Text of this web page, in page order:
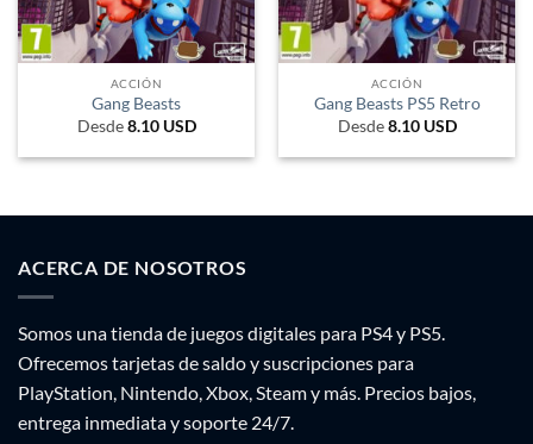
ACCIÓN
Gang Beasts
Desde8.10 USD
ACCIÓN
Gang Beasts PS5 Retro
Desde8.10 USD
ACERCA DE NOSOTROS
Somos una tienda de juegos digitales para PS4 y PS5.
Ofrecemos tarjetas de saldo y suscripciones para
PlayStation, Nintendo, Xbox, Steam y más. Precios bajos,
entrega inmediata y soporte 24/7.